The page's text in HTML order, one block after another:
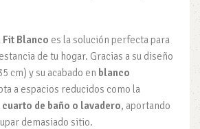
Fit Blanco es la solución perfecta para
de tu hogar. Gracias a su diseño
cm) y su acabado en blanco
a espacios reducidos como la
de baño o lavadero, aportando
demasiado sitio.